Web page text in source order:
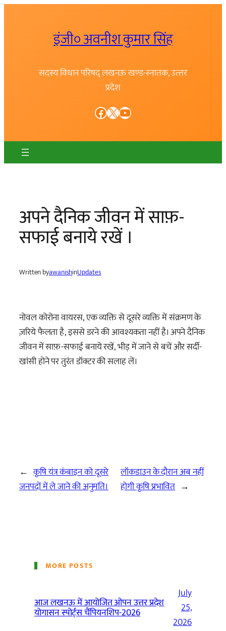
इंजी० अवनीश कुमार सिंह
सदस्य विधान परिषद् लखनऊ खण्ड-स्नातक, उत्त्तर
प्रदेश
Facebook X YouTube
अपने दैनिक जीवन में साफ़-
सफाई बनाये रखें ।
Written byawanishinUpdates
नोवल कोरोना वायरस, एक व्यक्ति से दूसरे व्यक्ति में संक्रमण के
ज़रिये फैलता है, इससे डरने की आवश्यकता नहीं है। अपने दैनिक
जीवन में साफ़-सफाई बनाये रखें, भीड़ में जाने से बचें और सर्दी-
खांसी होने पर तुरंत डॉक्टर की सलाह लें।
← कृषि यंत्र कंबाइन को दूसरे
जनपदों में ले जाने की अनुमति।
लॉकडाउन के दौरान अब नहीं
होगी कृषि प्रभावित →
MORE POSTS
आज लखनऊ में आयोजित ओपन उत्तर प्रदेश
योगासन स्पोर्ट्स चैंपियनशिप-2026
July
25,
2026